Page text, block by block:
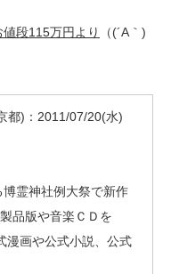
段115万円より
（(´A｀)
都)：2011/07/20(水)
霊神社例大祭で新作
品版や音楽ＣＤを
漫画や公式小説、公式